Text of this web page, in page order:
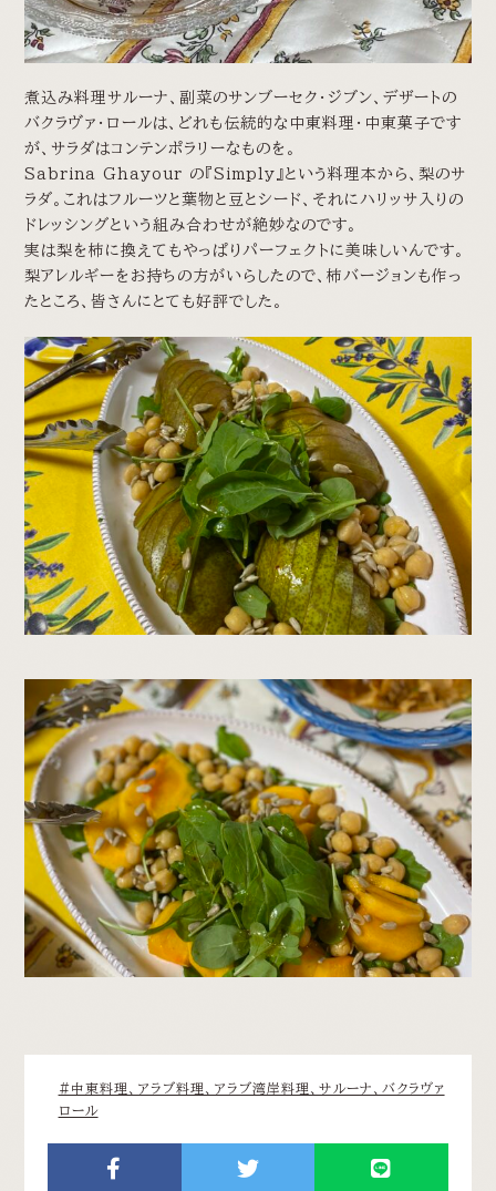
煮込み料理サルーナ、副菜のサンブーセク・ジブン、デザートの
バクラヴァ・ロールは、どれも伝統的な中東料理・中東菓子です
が、サラダはコンテンポラリーなものを。
Sabrina Ghayour の『Simply』という料理本から、梨のサ
ラダ。これはフルーツと葉物と豆とシード、それにハリッサ入りの
ドレッシングという組み合わせが絶妙なのです。
実は梨を柿に換えてもやっぱりパーフェクトに美味しいんです。
梨アレルギーをお持ちの方がいらしたので、柿バージョンも作っ
たところ、皆さんにとても好評でした。
#中東料理、アラブ料理、アラブ湾岸料理、サルーナ、バクラヴァ
ロール